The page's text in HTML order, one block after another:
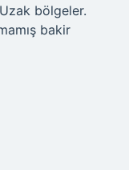
bölgeler.
bakir